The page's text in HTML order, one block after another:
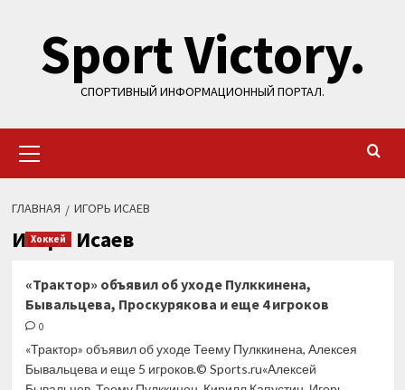
содержимому
Sport Victory.
СПОРТИВНЫЙ ИНФОРМАЦИОННЫЙ ПОРТАЛ.
меню
ГЛАВНАЯ ИГОРЬ ИСАЕВ
Игорь Исаев
Хоккей
«Трактор» объявил об уходе Пулккинена,
Бывальцева, Проскурякова и еще 4 игроков
0
«Трактор» объявил об уходе Теему Пулккинена, Алексея
Бывальцева и еще 5 игроков.© Sports.ru«Алексей